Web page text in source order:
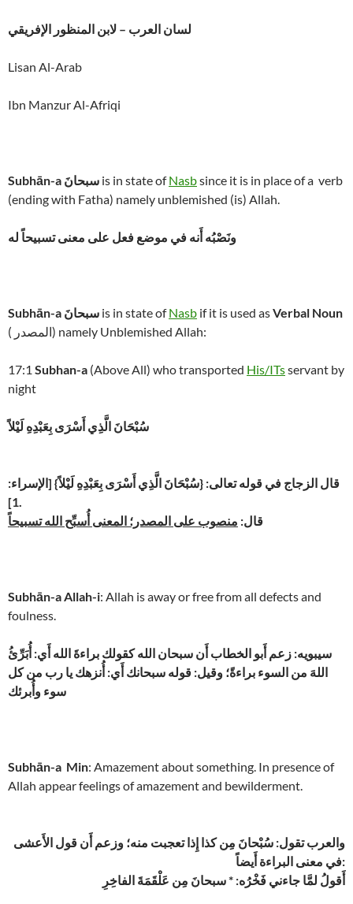
لسان العرب – لابن المنظور الإفريقي
Lisan Al-Arab
Ibn Manzur Al-Afriqi
Subhān-a سبحانَ is in state ofNasbsince it is in place of a verb
(ending with Fatha) namely unblemished (is) Allah.
ونَصْبُه أَنه في موضع فعل على معنى تسبيحاً له
Subhān-a سبحانَ is in state ofNasb if it is used asVerbal Noun
( المصدر) namely Unblemished Allah:
17:1 Subhan-a (Above All) who transported His/ITsservant by
night
سُبْحَانَ الَّذِي أَسْرَى بِعَبْدِهِ لَيْلاً
قال الزجاج في قوله تعالى: {سُبْحَانَ الَّذِي أَسْرَى بِعَبْدِهِ لَيْلاً} [الإسراء:
1].
قال: منصوب على المصدر؛ المعنى أُسبِّح الله تسبيحاً
Subhān-a Allah-i: Allah is away or free from all defects and
foulness.
سيبويه: زعم أَبو الخطاب أَن سبحان الله كقولك براءةَ الله أَي: أُبَرِّئُ
اللهَ من السوء براءةً؛ وقيل: قوله سبحانك أَي: أُنزهك يا رب من كل
سوء وأُبرئك
Subhān-a Min: Amazement about something. In presence of
Allah appear feelings of amazement and bewilderment.
والعرب تقول: سُبْحانَ مِن كذا إِذا تعجبت منه؛ وزعم أَن قول الأَعشى
في معنى البراءة أَيضاً:
أَقولُ لمَّا جاءني فَخْرُه: * سبحانَ مِن عَلْقَمَةَ الفاخِرِ